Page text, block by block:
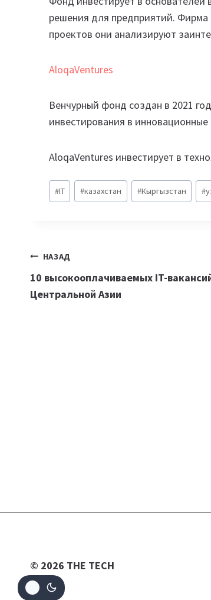
решения для предприятий. Фирма
проектов они анализируют
AloqaVentures
Венчурный фонд создан в 2021
инвестирования в
AloqaVentures инвестирует в
Метки
записи:
#IT #казахстан #Кыргызстан #
Навигация
по
НАЗАД
10 высокооплачиваемых IT-
Центральной Азии
© 2026 THE TECH